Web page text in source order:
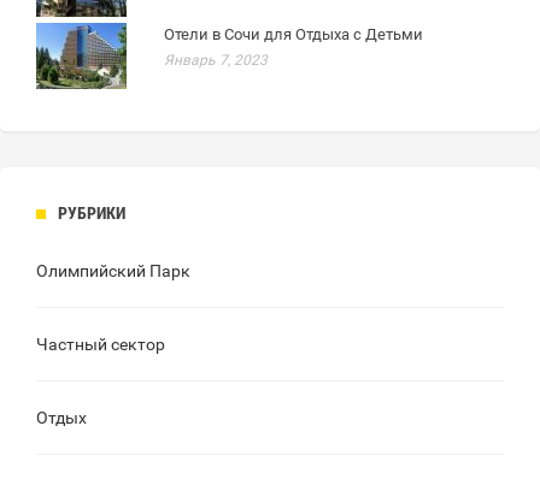
Отели в Сочи для Отдыха с Детьми
Январь 7, 2023
РУБРИКИ
Олимпийский Парк
Частный сектор
Отдых